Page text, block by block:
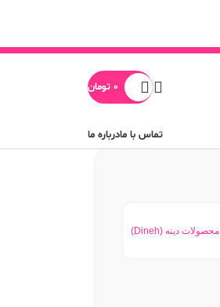
0 تومان
تماس با مادرباره ما
محصولات دینه (Dineh)